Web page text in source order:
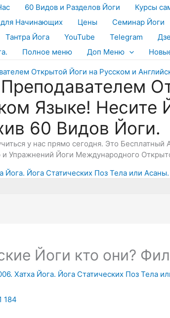
60 Видов и Разделов Йоги Курсы
для Начинающих
Цены Семинар Йоги
Тантра Йога YouTube Telegram
Полное меню Доп Меню
Языке! Несите
60 Видов Йоги.
у нас прямо сегодня. Это
Упражнений Йоги Международного
Йога. Йога Статических Поз Тела или Асаны.
Йоги кто они?
Хатха Йога. Йога Статических Поз Тела
184